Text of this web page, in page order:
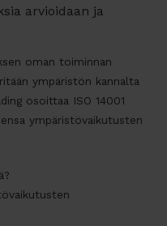
arvioidaan ja
oman toiminnan
ympäristön kannalta
osoittaa ISO 14001
ympäristövaikutusten